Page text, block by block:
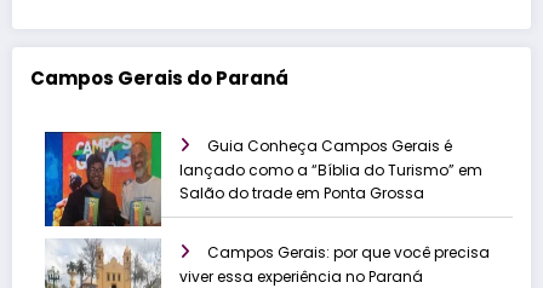
Campos Gerais do Paraná
Guia Conheça Campos Gerais é
lançado como a “Bíblia do Turismo” em
Salão do trade em Ponta Grossa
Campos Gerais: por que você precisa
viver essa experiência no Paraná